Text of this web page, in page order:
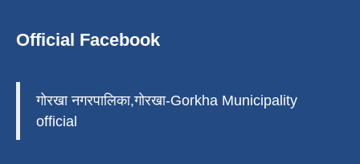
Official Facebook
गोरखा नगरपालिका,गोरखा-Gorkha Municipality
official